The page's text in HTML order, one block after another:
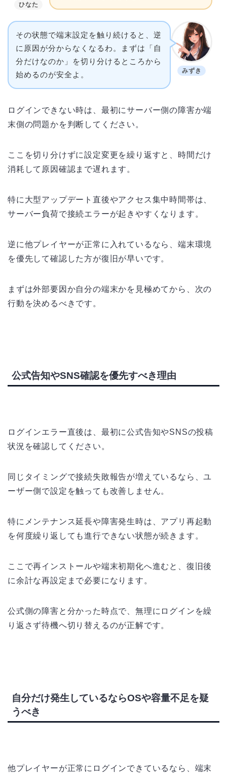
ひなた
みずき
その状態で端末設定を触り続けると、逆
に原因が分からなくなるわ。まずは「自
分だけなのか」を切り分けるところから
始めるのが安全よ。
ログインできない時は、最初にサーバー側の障害か端
末側の問題かを判断してください。
ここを切り分けずに設定変更を繰り返すと、時間だけ
消耗して原因確認まで遅れます。
特に大型アップデート直後やアクセス集中時間帯は、
サーバー負荷で接続エラーが起きやすくなります。
逆に他プレイヤーが正常に入れているなら、端末環境
を優先して確認した方が復旧が早いです。
まずは外部要因か自分の端末かを見極めてから、次の
行動を決めるべきです。
公式告知やSNS確認を優先すべき理由
ログインエラー直後は、最初に公式告知やSNSの投稿
状況を確認してください。
同じタイミングで接続失敗報告が増えているなら、ユ
ーザー側で設定を触っても改善しません。
特にメンテナンス延長や障害発生時は、アプリ再起動
を何度繰り返しても進行できない状態が続きます。
ここで再インストールや端末初期化へ進むと、復旧後
に余計な再設定まで必要になります。
公式側の障害と分かった時点で、無理にログインを繰
り返さず待機へ切り替えるのが正解です。
自分だけ発生しているならOSや容量不足を疑
うべき
他プレイヤーが正常にログインできているなら、端末